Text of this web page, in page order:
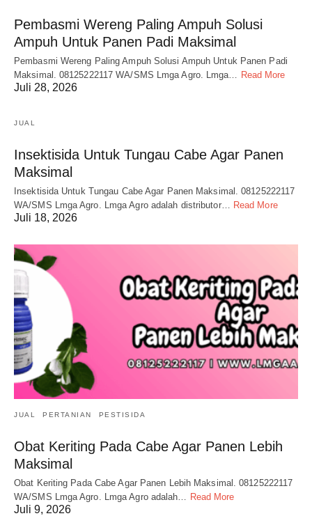
Pembasmi Wereng Paling Ampuh Solusi
Ampuh Untuk Panen Padi Maksimal
Pembasmi Wereng Paling Ampuh Solusi Ampuh Untuk Panen Padi
Maksimal. 08125222117 WA/SMS Lmga Agro. Lmga… Read More
Juli 28, 2026
JUAL
Insektisida Untuk Tungau Cabe Agar Panen
Maksimal
Insektisida Untuk Tungau Cabe Agar Panen Maksimal. 08125222117
WA/SMS Lmga Agro. Lmga Agro adalah distributor… Read More
Juli 18, 2026
JUAL PERTANIAN PESTISIDA
Obat Keriting Pada Cabe Agar Panen Lebih
Maksimal
Obat Keriting Pada Cabe Agar Panen Lebih Maksimal. 08125222117
WA/SMS Lmga Agro. Lmga Agro adalah…
Read More
Juli 9, 2026